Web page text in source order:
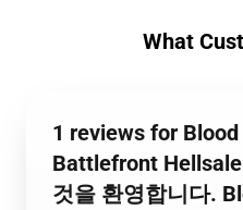
What
1 reviews for
Battlefront
것을 환영합니다.